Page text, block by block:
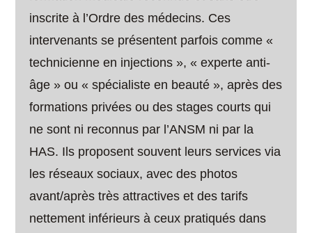
inscrite à l’Ordre des médecins. Ces
intervenants se présentent parfois comme «
technicienne en injections », « experte anti-
âge » ou « spécialiste en beauté », après des
formations privées ou des stages courts qui
ne sont ni reconnus par l’ANSM ni par la
HAS. Ils proposent souvent leurs services via
les réseaux sociaux, avec des photos
avant/après très attractives et des tarifs
nettement inférieurs à ceux pratiqués dans